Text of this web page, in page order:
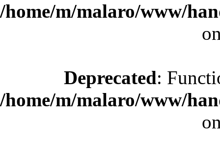
/home/m/malaro/www/
Deprecated:
/home/m/malaro/www/